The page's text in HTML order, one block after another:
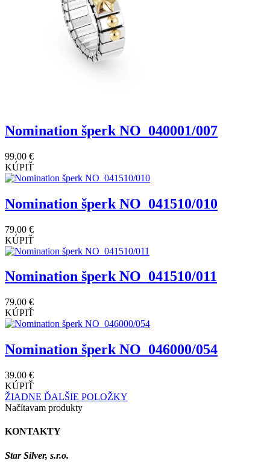
Nomination šperk NO_040001/007
99.00 €
KÚPIŤ
Nomination šperk NO_041510/010
79.00 €
KÚPIŤ
Nomination šperk NO_041510/011
79.00 €
KÚPIŤ
Nomination šperk NO_046000/054
39.00 €
KÚPIŤ
ŽIADNE ĎALŠIE POLOŽKY
Načítavam produkty
KONTAKTY
Star Silver, s.r.o.